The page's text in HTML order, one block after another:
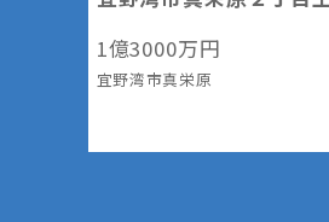
1億3000万円
宜野湾市真栄原